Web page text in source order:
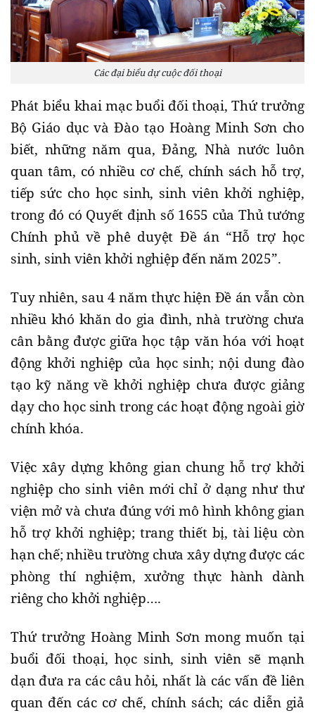
Các đại biểu dự cuộc đối thoại
Phát biểu khai mạc buổi đối thoại, Thứ trưởng
Bộ Giáo dục và Đào tạo Hoàng Minh Sơn cho
biết, những năm qua, Đảng, Nhà nước luôn
quan tâm, có nhiều cơ chế, chính sách hỗ trợ,
tiếp sức cho học sinh, sinh viên khởi nghiệp,
trong đó có Quyết định số 1655 của Thủ tướng
Chính phủ về phê duyệt Đề án “Hỗ trợ học
sinh, sinh viên khởi nghiệp đến năm 2025”.
Tuy nhiên, sau 4 năm thực hiện Đề án vẫn còn
nhiều khó khăn do gia đình, nhà trường chưa
cân bằng được giữa học tập văn hóa với hoạt
động khởi nghiệp của học sinh; nội dung đào
tạo kỹ năng về khởi nghiệp chưa được giảng
dạy cho học sinh trong các hoạt động ngoài giờ
chính khóa.
Việc xây dựng không gian chung hỗ trợ khởi
nghiệp cho sinh viên mới chỉ ở dạng như thư
viện mở và chưa đúng với mô hình không gian
hỗ trợ khởi nghiệp; trang thiết bị, tài liệu còn
hạn chế; nhiều trường chưa xây dựng được các
phòng thí nghiệm, xưởng thực hành dành
riêng cho khởi nghiệp….
Thứ trưởng Hoàng Minh Sơn mong muốn tại
buổi đối thoại, học sinh, sinh viên sẽ mạnh
dạn đưa ra các câu hỏi, nhất là các vấn đề liên
quan đến các cơ chế, chính sách; các diễn giả